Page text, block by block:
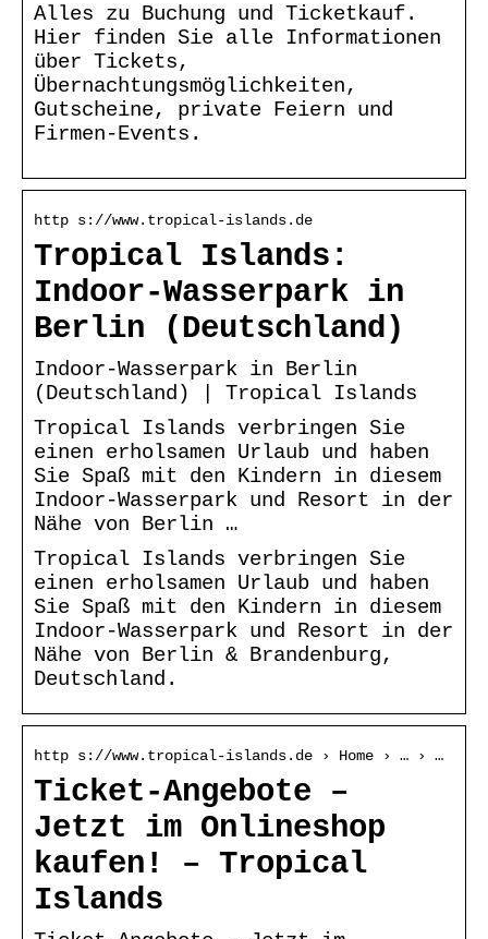
Alles zu Buchung und Ticketkauf.
Hier finden Sie alle Informationen
über Tickets,
Übernachtungsmöglichkeiten,
Gutscheine, private Feiern und
Firmen-Events.
http s://www.tropical-islands.de
Tropical Islands:
Indoor-Wasserpark in
Berlin (Deutschland)
Indoor-Wasserpark in Berlin
(Deutschland) | Tropical Islands
Tropical Islands verbringen Sie
einen erholsamen Urlaub und haben
Sie Spaß mit den Kindern in diesem
Indoor-Wasserpark und Resort in der
Nähe von Berlin …
Tropical Islands verbringen Sie
einen erholsamen Urlaub und haben
Sie Spaß mit den Kindern in diesem
Indoor-Wasserpark und Resort in der
Nähe von Berlin & Brandenburg,
Deutschland.
http s://www.tropical-islands.de › Home › … › …
Ticket-Angebote –
Jetzt im Onlineshop
kaufen! – Tropical
Islands